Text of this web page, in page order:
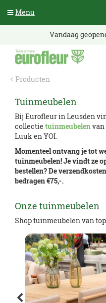
n
Producten
Vandaag
Tuinmeubelen
Bij Eurofleur in Leusden
collectie tuinmeubelenvan
Luuk en YOI.
Momenteel ontvang je tot
tuinmeubelen! Je vindt ze
bestellen? De
bedragen €75,-.
Onze tuinmeubelen
Shop tuinmeubelen van
Menu